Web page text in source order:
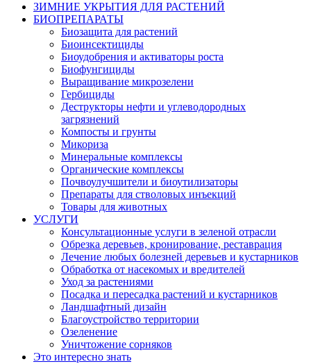
ЗИМНИЕ УКРЫТИЯ ДЛЯ РАСТЕНИЙ
БИОПРЕПАРАТЫ
Биозащита для растений
Биоинсектициды
Биоудобрения и активаторы роста
Биофунгициды
Выращивание микрозелени
Гербициды
Деструкторы нефти и углеводородных
загрязнений
Компосты и грунты
Микориза
Минеральные комплексы
Органические комплексы
Почвоулучшители и биоутилизаторы
Препараты для стволовых инъекций
Товары для животных
УСЛУГИ
Консультационные услуги в зеленой отрасли
Обрезка деревьев, кронирование, реставрация
Лечение любых болезней деревьев и кустарников
Обработка от насекомых и вредителей
Уход за растениями
Посадка и пересадка растений и кустарников
Ландшафтный дизайн
Благоустройство территории
Озеленение
Уничтожение сорняков
Это интересно знать